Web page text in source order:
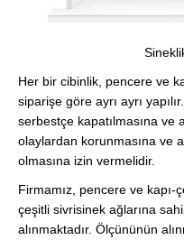
Her bir cibinlik, pencere ve
siparişe göre ayrı ayrı
serbestçe kapatılmasına ve
olaylardan korunmasına ve
olmasına izin vermelidir.
Firmamız, pencere ve kapı-
çeşitli sivrisinek ağlarına
alınmaktadır. Ölçününün